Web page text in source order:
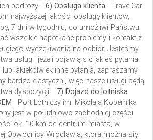
podróży.
6) Obsługa klienta
TravelCar
najwyższej jakości obsługę klientów,
7 dni w tygodniu, co umożliwi Państwu
wszelkie napotkane problemy i kontakt z
wyczekiwania na odbiór. Jesteśmy
usług i jeżeli pojawią się jakieś pytania
jakiekolwiek inne pytania, zapraszamy
bardzo elastyczni, więc nasze usługi będą
dyspozycji.
7) Dojazd do lotniska
Port Lotniczy im. Mikołaja Kopernika
jest w południowo-zachodniej części
ok. 10 km od centrum miasta, w
Obwodnicy Wrocławia, którą można się